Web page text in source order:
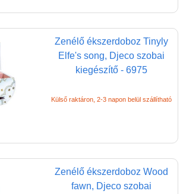
Zenélő ékszerdoboz Tinyly
Elfe's song, Djeco szobai
kiegészítő - 6975
Külső raktáron, 2-3 napon belül szállítható
Zenélő ékszerdoboz Wood
fawn, Djeco szobai
Vélemények
de akár INGYEN!
1-3 munkanapos kiszállítás
5%-os törzsvásárlói